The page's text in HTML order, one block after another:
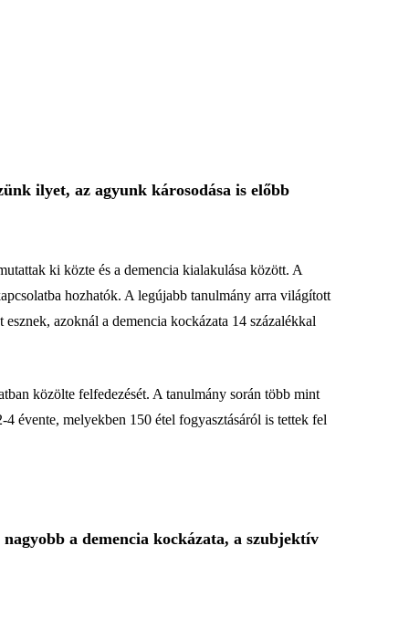
ilyet, az agyunk károsodása is előbb
ki közte és a demencia kialakulása között. A
hozhatók. A legújabb tanulmány arra világított
azoknál a demencia kockázata 14 százalékkal
közölte felfedezését. A tanulmány során több mint
évente, melyekben 150 étel fogyasztásáról is tettek fel
a demencia kockázata, a szubjektív